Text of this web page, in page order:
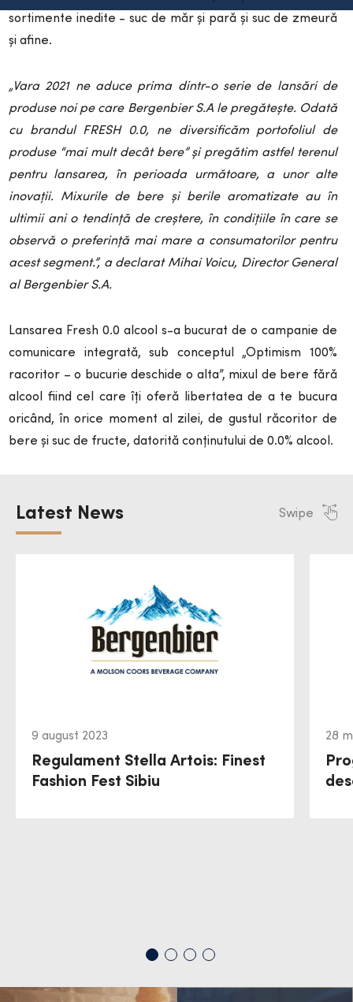
sortimente inedite - suc de măr și pară și suc de zmeură
și afine.
„Vara 2021 ne aduce prima dintr-o serie de lansări de
produse noi pe care Bergenbier S.A le pregătește. Odată
cu brandul FRESH 0.0, ne diversificăm portofoliul de
produse “mai mult decât bere” și pregătim astfel terenul
pentru lansarea, în perioada următoare, a unor alte
inovații. Mixurile de bere și berile aromatizate au în
ultimii ani o tendință de creștere, în condițiile în care se
observă o preferință mai mare a consumatorilor pentru
acest segment.”, a declarat Mihai Voicu, Director General
al Bergenbier S.A.
Lansarea Fresh 0.0 alcool s-a bucurat de o campanie de
comunicare integrată, sub conceptul „Optimism 100%
racoritor – o bucurie deschide o alta”, mixul de bere fără
alcool fiind cel care îți oferă libertatea de a te bucura
oricând, în orice moment al zilei, de gustul răcoritor de
bere și suc de fructe, datorită conținutului de 0.0% alcool.
Latest News Swipe
9 august 2023
Regulament Stella Artois: Finest
Fashion Fest Sibiu
28